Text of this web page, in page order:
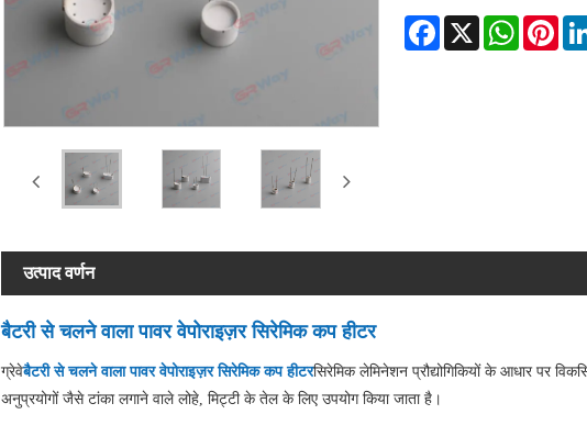
Facebook
X WhatsApp
उत्पाद वर्णन
बैटरी से चलने वाला पावर वेपोराइज़र सिरेमिक कप हीटर
ग्रेवेबैटरी से चलने वाला पावर वेपोराइज़र सिरेमिक कप हीटरसिरेमिक लेमिनेशन प्रौद्योगिकियों के आधार पर
अनुप्रयोगों जैसे टांका लगाने वाले लोहे, मिट्टी के तेल के लिए उपयोग किया जाता है।